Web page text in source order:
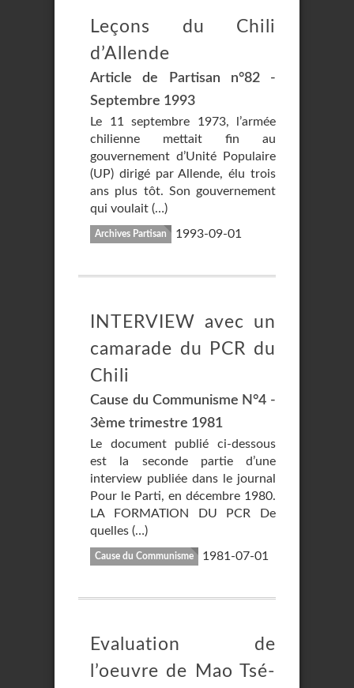
Leçons du Chili
d’Allende
Article de Partisan n°82 -
Septembre 1993
Le 11 septembre 1973, l’armée
chilienne mettait fin au
gouvernement d’Unité Populaire
(UP) dirigé par Allende, élu trois
ans plus tôt. Son gouvernement
qui voulait (…)
Archives Partisan 1993-09-01
INTERVIEW avec un
camarade du PCR du
Chili
Cause du Communisme N°4 -
3ème trimestre 1981
Le document publié ci-dessous
est la seconde partie d’une
interview publiée dans le journal
Pour le Parti, en décembre 1980.
LA FORMATION DU PCR De
quelles (…)
Cause du Communisme 1981-07-01
Evaluation de
l’oeuvre de Mao Tsé-